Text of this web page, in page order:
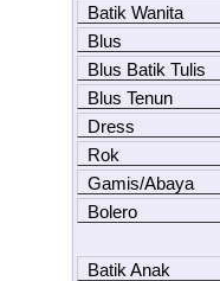
Batik Wanita
Blus
Blus Batik Tulis
Blus Tenun
Dress
Rok
Gamis/Abaya
Bolero
Batik Anak